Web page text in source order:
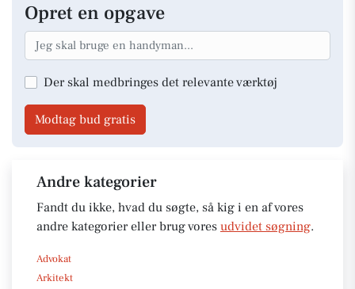
Opret en opgave
Der skal medbringes det relevante værktøj
Modtag bud gratis
Andre kategorier
Fandt du ikke, hvad du søgte, så kig i en af vores
andre kategorier eller brug vores udvidet søgning.
Advokat
Arkitekt